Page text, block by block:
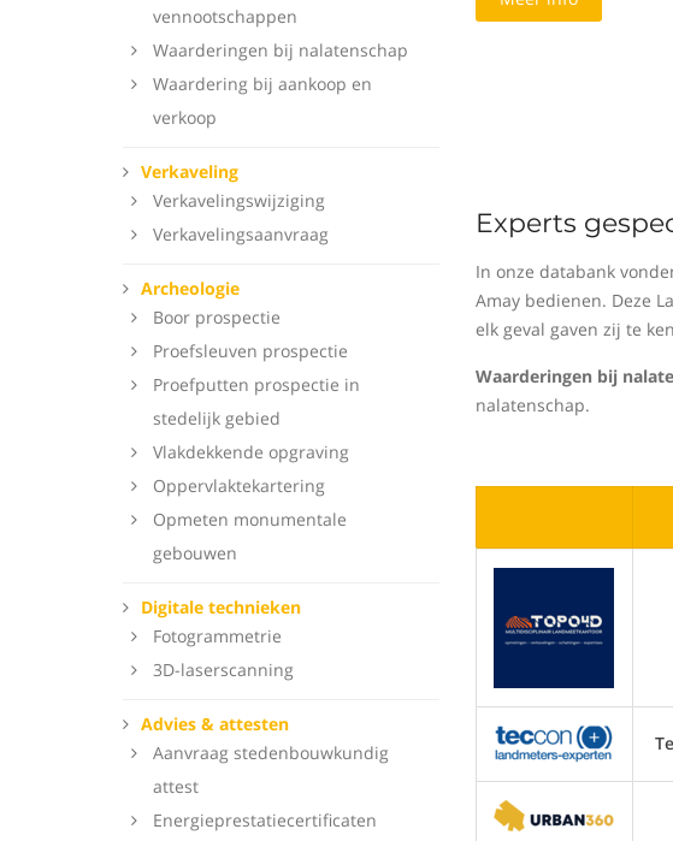
vennootschappen
Waarderingen bij nalatenschap
Waardering bij aankoop en
verkoop
Verkaveling
Verkavelingswijziging
Verkavelingsaanvraag
Archeologie
Boor prospectie
Proefsleuven prospectie
Proefputten prospectie in
stedelijk gebied
Vlakdekkende opgraving
Oppervlaktekartering
Opmeten monumentale
gebouwen
Digitale technieken
Fotogrammetrie
3D-laserscanning
Advies & attesten
Aanvraag stedenbouwkundig
attest
Energieprestatiecertificaten
Experts
In onze databank
Amay bedienen. Deze
elk geval gaven zij te
Waarderingen bij
nalatenschap.